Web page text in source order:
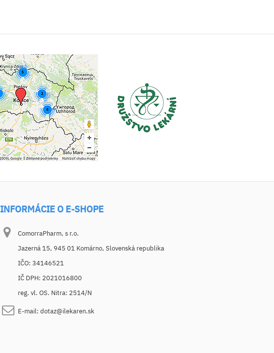
INFORMÁCIE O E-SHOPE
ComorraPharm, s r.o.
Jazerná 15, 945 01 Komárno, Slovenská republika
IČO: 34146521
IČ DPH: 2021016800
reg. vl. OS. Nitra: 2514/N
E-mail: dotaz@ilekaren.sk